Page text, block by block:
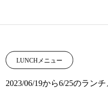
LUNCHメニュー
2023/06/19から6/25のラン